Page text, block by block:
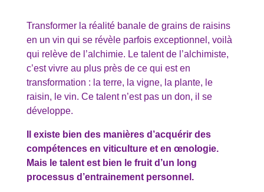
Transformer la réalité banale de grains de raisins
en un vin qui se révèle parfois exceptionnel, voilà
qui relève de l’alchimie. Le talent de l’alchimiste,
c’est vivre au plus près de ce qui est en
transformation : la terre, la vigne, la plante, le
raisin, le vin. Ce talent n’est pas un don, il se
développe.
Il existe bien des manières d’acquérir des
compétences en viticulture et en œnologie.
Mais le talent est bien le fruit d’un long
processus d’entrainement personnel.